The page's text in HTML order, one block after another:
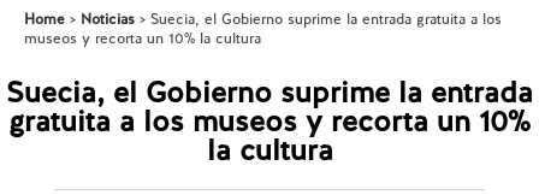
Home Noticias
Suecia, el Gobierno suprime la entrada gratuita a los
museos y recorta un 10% la cultura
Suecia, el Gobierno suprime la entrada
gratuita a los museos y recorta un 10%
la cultura